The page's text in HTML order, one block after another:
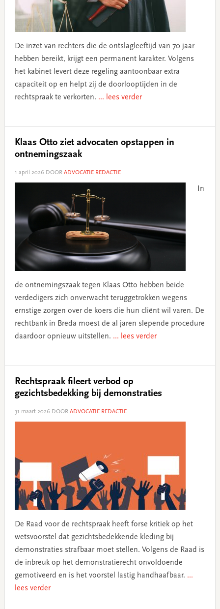
De inzet van rechters die de ontslagleeftijd van 70 jaar
hebben bereikt, krijgt een permanent karakter. Volgens
het kabinet levert deze regeling aantoonbaar extra
capaciteit op en helpt zij de doorlooptijden in de
rechtspraak te verkorten. ... lees verder
Klaas Otto ziet advocaten opstappen in
ontnemingszaak
1 april 2026 DOOR ADVOCATIE REDACTIE
In
de ontnemingszaak tegen Klaas Otto hebben beide
verdedigers zich onverwacht teruggetrokken wegens
ernstige zorgen over de koers die hun cliënt wil varen. De
rechtbank in Breda moest de al jaren slepende procedure
daardoor opnieuw uitstellen. ... lees verder
Rechtspraak fileert verbod op
gezichtsbedekking bij demonstraties
31 maart 2026 DOOR ADVOCATIE REDACTIE
De Raad voor de rechtspraak heeft forse kritiek op het
wetsvoorstel dat gezichtsbedekkende kleding bij
demonstraties strafbaar moet stellen. Volgens de Raad is
de inbreuk op het demonstratierecht onvoldoende
gemotiveerd en is het voorstel lastig handhaafbaar. ...
lees verder